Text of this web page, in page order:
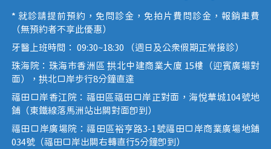
* 就診請提前預約，免問診金，免拍片費問診金，報銷車費
（無預約者不享此優惠）
牙醫上班時間： 09:30~18:30 （週日及公眾假期正常接診）
珠海院：珠海市香洲區 拱北中建商業大廈 15樓（迎賓廣場對
面），拱北口岸步行8分鐘直達
福田口岸香江院：福田區福田口岸正對面，海悅華城104號地
鋪（東鐵線落馬洲站出關對面即到）
福田口岸廣場院：福田區裕亨路3-1號福田口岸商業廣場地鋪
034號（福田口岸出關右轉直行5分鐘即到）